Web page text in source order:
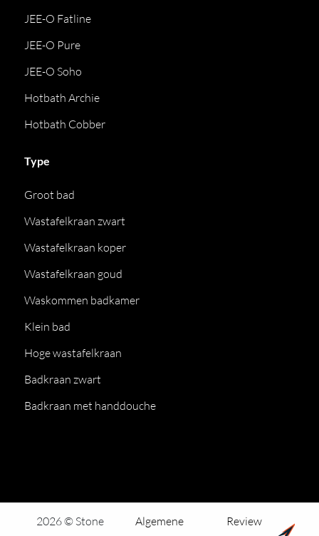
JEE-O Fatline
JEE-O Pure
JEE-O Soho
Hotbath Archie
Hotbath Cobber
Type
Groot bad
Wastafelkraan zwart
Wastafelkraan koper
Wastafelkraan goud
Waskommen badkamer
Klein bad
Hoge wastafelkraan
Badkraan zwart
Badkraan met handdouche
2026 © Stone Algemene Review